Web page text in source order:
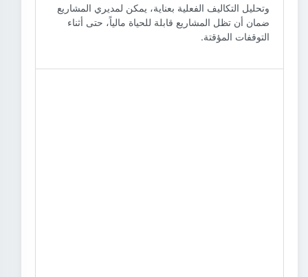
وتحليل التكاليف الفعلية بعناية، يمكن لمديري المشاريع
ضمان أن تظل المشاريع قابلة للحياة مالياً، حتى أثناء
التوقفات المؤقتة.